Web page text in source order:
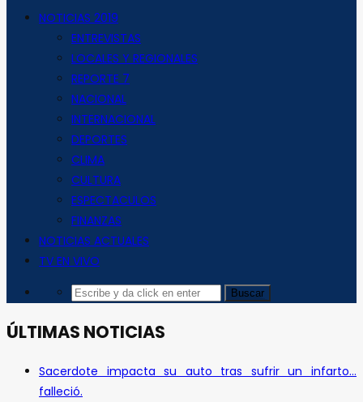
NOTICIAS 2019
ENTREVISTAS
LOCALES Y REGIONALES
REPORTE 7
NACIONAL
INTERNACIONAL
DEPORTES
CLIMA
CULTURA
ESPECTACULOS
FINANZAS
NOTICIAS ACTUALES
TV EN VIVO
ÚLTIMAS NOTICIAS
Sacerdote impacta su auto tras sufrir un infarto…
falleció.